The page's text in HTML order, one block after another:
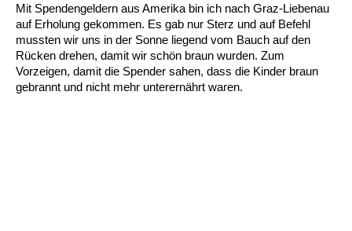
Mit Spendengeldern aus Amerika bin ich nach Graz-Liebenau
auf Erholung gekommen. Es gab nur Sterz und auf Befehl
mussten wir uns in der Sonne liegend vom Bauch auf den
Rücken drehen, damit wir schön braun wurden. Zum
Vorzeigen, damit die Spender sahen, dass die Kinder braun
gebrannt und nicht mehr unterernährt waren.